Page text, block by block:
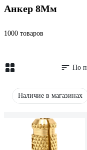
Анкер 8Мм
1000 товаров
По
Наличие в магазинах